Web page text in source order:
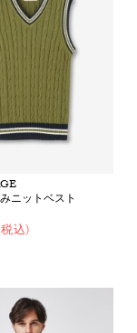
ニットベスト
込)